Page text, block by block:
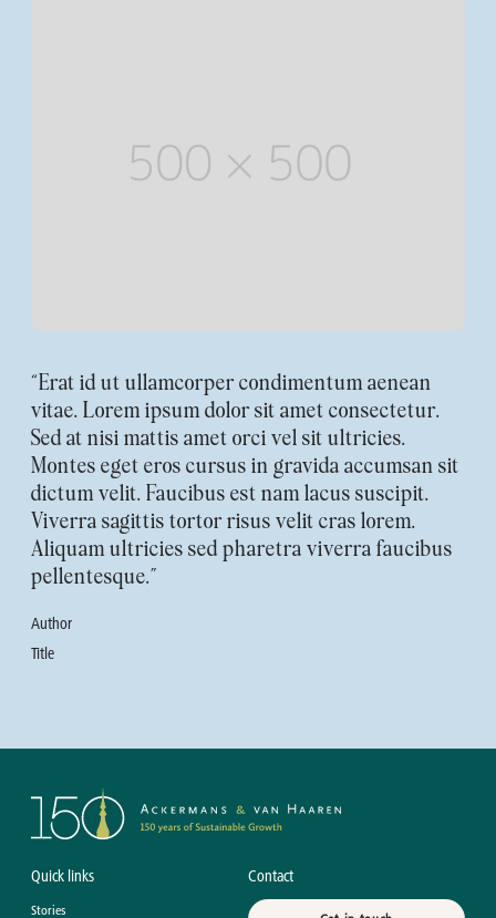
“Erat id ut ullamcorper condimentum aenean
vitae. Lorem ipsum dolor sit amet consectetur.
Sed at nisi mattis amet orci vel sit ultricies.
Montes eget eros cursus in gravida accumsan sit
dictum velit. Faucibus est nam lacus suscipit.
Viverra sagittis tortor risus velit cras lorem.
Aliquam ultricies sed pharetra viverra faucibus
pellentesque.”
Author
Title
Quick links
Stories
Contact